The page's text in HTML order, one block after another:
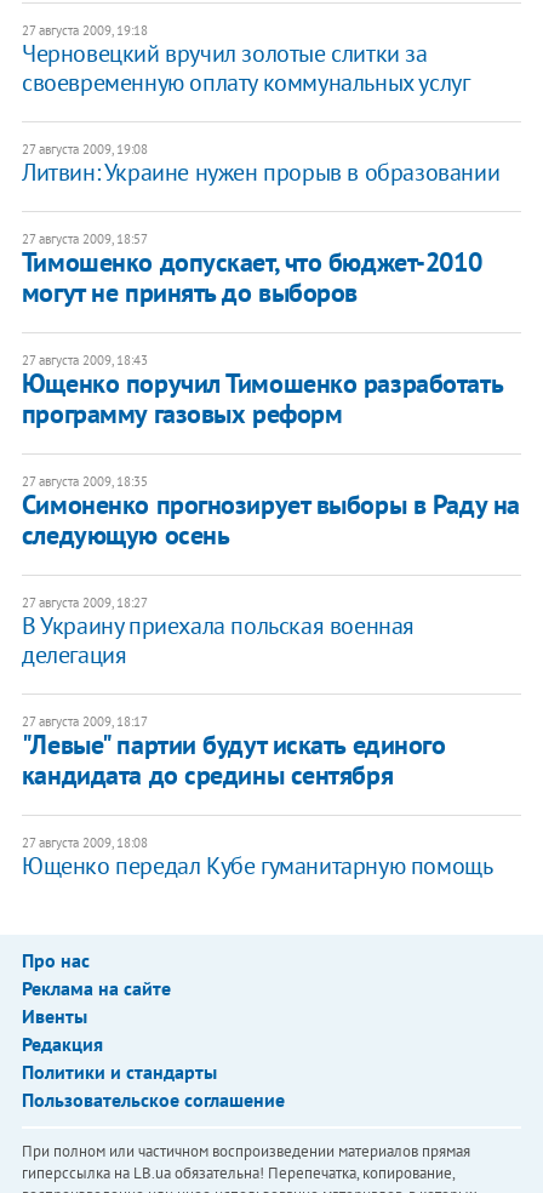
27 августа 2009, 19:18
Черновецкий вручил золотые слитки за
своевременную оплату коммунальных услуг
27 августа 2009, 19:08
Литвин: Украине нужен прорыв в образовании
27 августа 2009, 18:57
Тимошенко допускает, что бюджет-2010
могут не принять до выборов
27 августа 2009, 18:43
Ющенко поручил Тимошенко разработать
программу газовых реформ
27 августа 2009, 18:35
Симоненко прогнозирует выборы в Раду на
следующую осень
27 августа 2009, 18:27
В Украину приехала польская военная
делегация
27 августа 2009, 18:17
"Левые" партии будут искать единого
кандидата до средины сентября
27 августа 2009, 18:08
Ющенко передал Кубе гуманитарную помощь
Про нас
Реклама на сайте
Ивенты
Редакция
Политики и стандарты
Пользовательское соглашение
При полном или частичном воспроизведении материалов прямая
гиперссылка на LB.ua обязательна! Перепечатка, копирование,